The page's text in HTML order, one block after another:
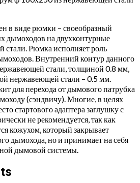
в виде рюмки – своеобразный
дымоходов на двухконтурные
стали. Рюмка исполняет роль
Внутренний контур данного
стали, толщиной 0.8 мм,
нержавеющей стали – 0.5 мм.
для перехода от дымового патрубка
(сэндвичу). Многие, в целях
стартового адаптера заглушку с
не рекомендуется, так как
кожухом, который закрывает
дымохода, но и принимает на себя
дымовой системы.